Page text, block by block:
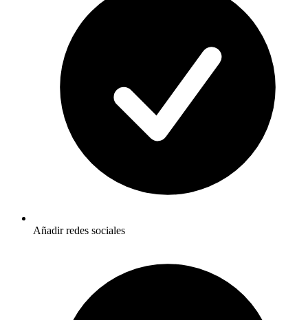
Añadir redes sociales